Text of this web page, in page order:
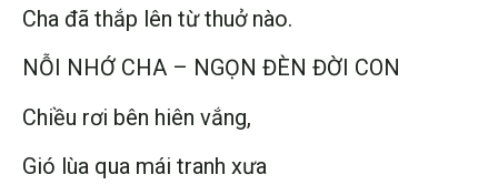
Cha đã thắp lên từ thuở nào.
NỖI NHỚ CHA – NGỌN ĐÈN ĐỜI CON
Chiều rơi bên hiên vắng,
Gió lùa qua mái tranh xưa